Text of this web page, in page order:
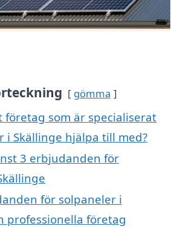
gömma
företag som är specialiserat
i Skällinge hjälpa till med?
3 erbjudanden för
för solpaneler i
professionella företag